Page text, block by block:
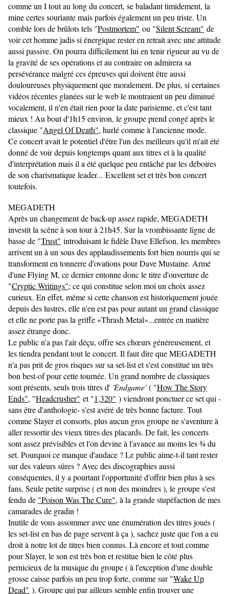
comme un I tout au long du concert, se baladant timidement, la
mine certes souriante mais parfois également un peu triste. Un
comble lors de brûlots tels "Postmortem" ou "Silent Scream" de
voir cet homme jadis si énergique rester en retrait avec une attitude
aussi passive. On pourra difficilement lui en tenir rigueur au vu de
la gravité de ses opérations et au contraire on admirera sa
persévérance malgré ces épreuves qui doivent être aussi
douloureuses physiquement que moralement. De plus, si certaines
vidéos récentes glanées sur le web le montraient un peu diminué
vocalement, il n'en était rien pour la date parisienne, et c'est tant
mieux ! Au bout d'1h15 environ, le groupe prend congé après le
classique "Angel Of Death", hurlé comme à l'ancienne mode.
Ce concert avait le potentiel d'être l'un des meilleurs qu'il m'ait été
donné de voir depuis longtemps quant aux titres et à la qualité
d'interprétation mais il a été quelque peu entâché par les déboires
de son charismatique leader... Excellent set et très bon concert
toutefois.
MEGADETH
Après un changement de back-up assez rapide, MEGADETH
investit la scène à son tour à 21h45. Sur la vrombissante ligne de
basse de "Trust" introduisant le fidèle Dave Ellefson, les membres
arrivent un à un sous des applaudissements fort bien nourris qui se
transforment en tonnerre d'ovations pour Dave Mustaine. Armé
d'une Flying M, ce dernier entonne donc le titre d'ouverture de
"Cryptic Writings"; ce qui constitue selon moi un choix assez
curieux. En effet, même si cette chanson est historiquement jouée
depuis des lustres, elle n'en est pas pour autant un grand classique
et elle ne porte pas la griffe «Thrash Metal»...entrée en matière
assez étrange donc.
Le public n'a pas l'air déçu, offre ses chœurs généreusement, et
les tiendra pendant tout le concert. Il faut dire que MEGADETH
n'a pas prit de gros risques sur sa set-list et s'est constitué un très
bon best-of pour cette tournée. Un grand nombre de classiques
sont présents, seuls trois titres d' 'Endgame'( "How The Story
Ends", "Headcrusher" et "1,320" ) viendront ponctuer ce set qui -
sans être d'anthologie- s'est avéré de très bonne facture. Tout
comme Slayer et consorts, plus aucun gros groupe ne s'aventure à
aller ressortir des vieux titres des placards. De fait, les concerts
sont assez prévisibles et l'on devine à l'avance au moins les ¾ du
set. Pourquoi ce manque d'audace ? Le public aime-t-il tant rester
sur des valeurs sûres ? Avec des discographies aussi
conséquentes, il y a pourtant l'opportunité d'offrir bien plus à ses
fans. Seule petite surprise ( et non des moindres ), le groupe s'est
fendu de "Poison Was The Cure", à la grande stupéfaction de mes
camarades de gradin !
Inutile de vous assommer avec une énumération des titres joués (
les set-list en bas de page servent à ça ), sachez juste que l'on a eu
droit à notre lot de titres bien connus. Là encore et tout comme
pour Slayer, le son est très bon et restitue bien le côté plus
pernicieux de la musique du groupe ( à l'exception d'une double
grosse caisse parfois un peu trop forte, comme sur "Wake Up
Dead" ). Groupe qui par ailleurs semble enfin trouver une